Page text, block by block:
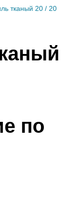
тканый 20 / 20
по